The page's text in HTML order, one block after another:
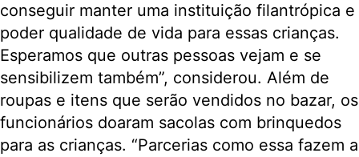
conseguir manter uma instituição filantrópica e
poder qualidade de vida para essas crianças.
Esperamos que outras pessoas vejam e se
sensibilizem também”, considerou. Além de
roupas e itens que serão vendidos no bazar, os
funcionários doaram sacolas com brinquedos
para as crianças. “Parcerias como essa fazem a